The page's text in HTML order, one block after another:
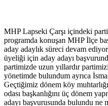
MHP Lapseki Çarşı içindeki
programda konuşan MHP İlçe
aday adaylık süreci devam
üyeliği için aday adayı
partimizde uzun yıllardır
yönetimde bulundum ayrıca
Geçtiğimiz dönem köy
odası başkanlığını üç dönem
adayı başvurusunda bulundu